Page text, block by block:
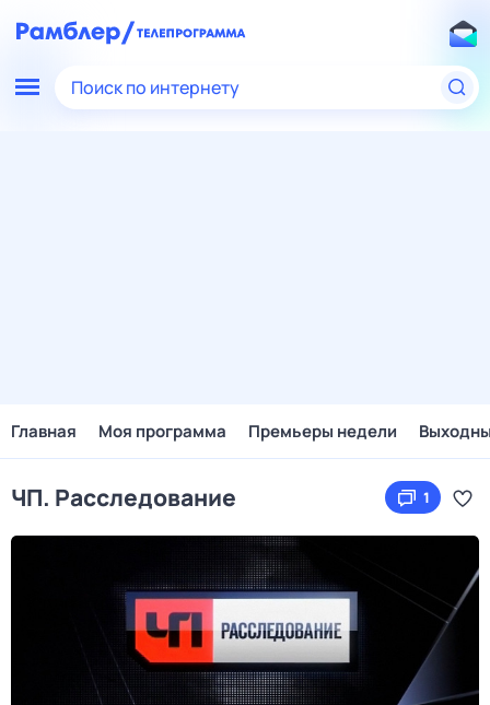
Поиск по интернету
Главная Моя программа Премьеры недели
ЧП. Расследование 1